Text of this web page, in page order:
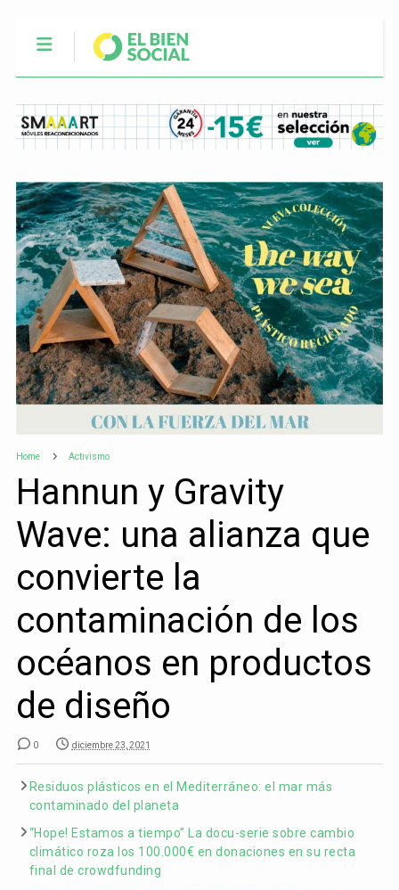
Home Activismo
Hannun y Gravity
Wave: una alianza que
convierte la
contaminación de los
océanos en productos
de diseño
0 diciembre 23, 2021
Residuos plásticos en el Mediterráneo: el mar más
contaminado del planeta
“Hope! Estamos a tiempo” La docu-serie sobre cambio
climático roza los 100.000€ en donaciones en su recta
final de crowdfunding